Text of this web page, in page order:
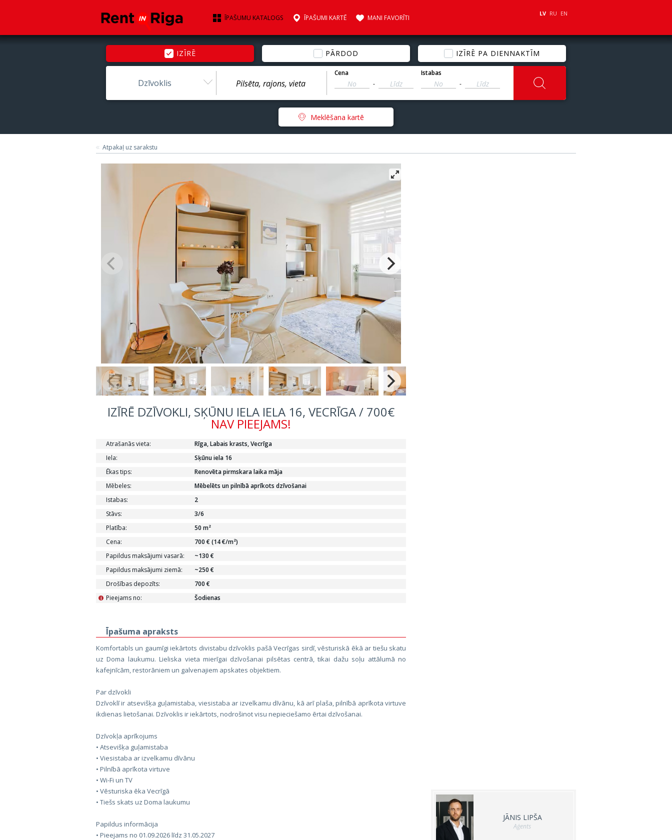
ĪPAŠUMU KATALOGS ĪPAŠUMI KARTĒ MANI FAVORĪTI
LV RU EN
IZĪRĒ PĀRDOD IZĪRĒ PA DIENNAKTĪM
Dzīvoklis
Cena
-
Istabas
-
Meklēšana kartē
Atpakaļ uz sarakstu
IZĪRĒ DZĪVOKLI, SĶŪNU IELA IELA 16, VECRĪGA / 700€
NAV PIEEJAMS!
Atrašanās vieta:
Rīga, Labais krasts, Vecrīga
Iela:
Sķūnu iela 16
Ēkas tips:
Renovēta pirmskara laika māja
Mēbeles:
Mēbelēts un pilnībā aprīkots dzīvošanai
Istabas:
2
Stāvs:
3/6
Platība:
50 m²
Cena:
700 € (14 €/m²)
Papildus maksājumi vasarā:
~130 €
Papildus maksājumi ziemā:
~250 €
Drošības depozīts:
700 €
Pieejams no:
i Šodienas
Īpašuma apraksts
Komfortabls un gaumīgi iekārtots divistabu dzīvoklis pašā Vecrīgas sirdī, vēsturiskā ēkā ar tiešu skatu
uz Doma laukumu. Lieliska vieta mierīgai dzīvošanai pilsētas centrā, tikai dažu soļu attālumā no
kafejnīcām, restorāniem un galvenajiem apskates objektiem.
Par dzīvokli
Dzīvoklī ir atsevišķa guļamistaba, viesistaba ar izvelkamu dīvānu, kā arī plaša, pilnībā aprīkota virtuve
ikdienas lietošanai. Dzīvoklis ir iekārtots, nodrošinot visu nepieciešamo ērtai dzīvošanai.
Dzīvokļa aprīkojums
• Atsevišķa guļamistaba
• Viesistaba ar izvelkamu dīvānu
• Pilnībā aprīkota virtuve
• Wi-Fi un TV
• Vēsturiska ēka Vecrīgā
• Tiešs skats uz Doma laukumu
Papildus informācija
• Pieejams no 01.09.2026 līdz 31.05.2027
JĀNIS LIPŠA
Aģents